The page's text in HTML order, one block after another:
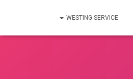
WESTING-SERVICE